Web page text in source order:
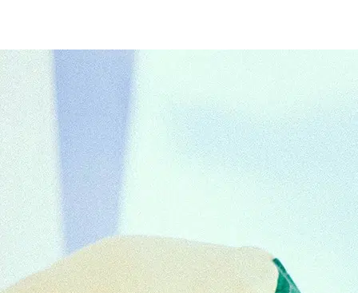
NOUVEAUTÉS
MANIFESTO
NOTRE HISTOIRE NOS ENGAGEMENTS SAV RESPONSABLE
POINTS DE VENTE